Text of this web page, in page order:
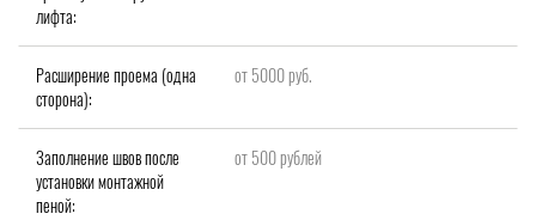
лифта:
Расширение проема (одна
сторона):
от 5000 руб.
Заполнение швов после
установки монтажной
пеной:
от 500 рублей